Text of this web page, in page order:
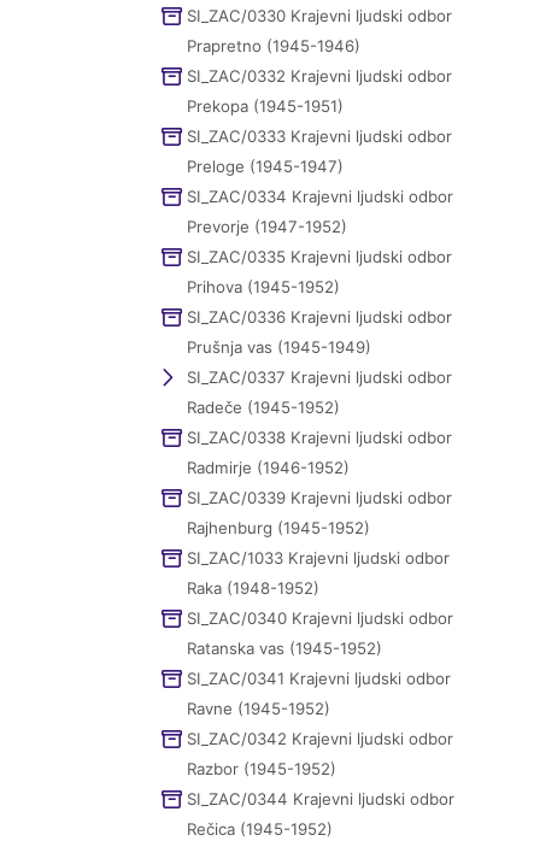
SI_ZAC/0330 Krajevni ljudski odbor
Prapretno (1945-1946)
SI_ZAC/0332 Krajevni ljudski odbor
Prekopa (1945-1951)
SI_ZAC/0333 Krajevni ljudski odbor
Preloge (1945-1947)
SI_ZAC/0334 Krajevni ljudski odbor
Prevorje (1947-1952)
SI_ZAC/0335 Krajevni ljudski odbor
Prihova (1945-1952)
SI_ZAC/0336 Krajevni ljudski odbor
Prušnja vas (1945-1949)
SI_ZAC/0337 Krajevni ljudski odbor
Radeče (1945-1952)
SI_ZAC/0338 Krajevni ljudski odbor
Radmirje (1946-1952)
SI_ZAC/0339 Krajevni ljudski odbor
Rajhenburg (1945-1952)
SI_ZAC/1033 Krajevni ljudski odbor
Raka (1948-1952)
SI_ZAC/0340 Krajevni ljudski odbor
Ratanska vas (1945-1952)
SI_ZAC/0341 Krajevni ljudski odbor
Ravne (1945-1952)
SI_ZAC/0342 Krajevni ljudski odbor
Razbor (1945-1952)
SI_ZAC/0344 Krajevni ljudski odbor
Rečica (1945-1952)